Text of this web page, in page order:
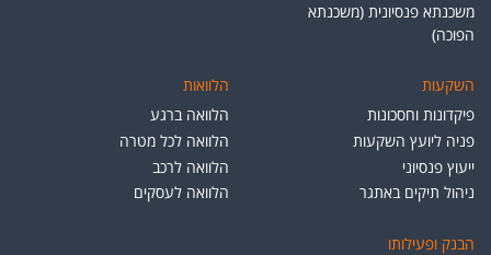
משכנתא פנסיונית (משכנתא
הפוכה)
השקעות
פיקדונות וחסכונות
פניה ליועץ השקעות
ייעוץ פנסיוני
ניהול תיקים באתגר
הלוואות
הלוואה ברגע
הלוואה לכל מטרה
הלוואה לרכב
הלוואה לעסקים
הבנק ופעילותו